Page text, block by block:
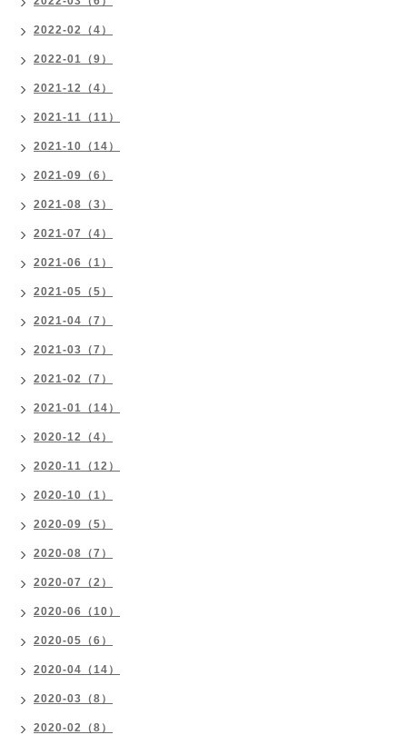
2022-02（4）
2022-01（9）
2021-12（4）
2021-11（11）
2021-10（14）
2021-09（6）
2021-08（3）
2021-07（4）
2021-06（1）
2021-05（5）
2021-04（7）
2021-03（7）
2021-02（7）
2021-01（14）
2020-12（4）
2020-11（12）
2020-10（1）
2020-09（5）
2020-08（7）
2020-07（2）
2020-06（10）
2020-05（6）
2020-04（14）
2020-03（8）
2020-02（8）